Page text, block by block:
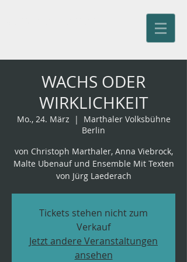
WACHS ODER
WIRKLICHKEIT
Mo., 24. März
  |
Marthaler Volksbühne
Berlin
von Christoph Marthaler, Anna Viebrock,
Malte Ubenauf und Ensemble Mit Texten
von Jürg Laederach
Tickets stehen nicht zum
Verkauf
Jetzt andere Veranstaltungen
ansehen